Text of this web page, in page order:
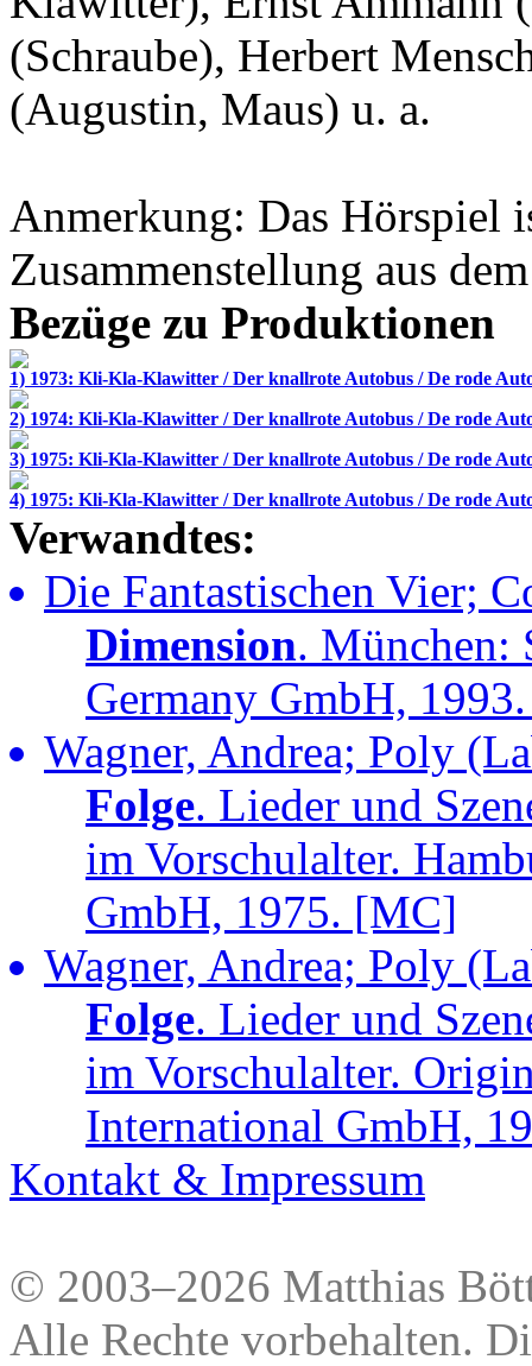
(Schraube), Herbert
(Augustin, Maus) u. a.
Anmerkung: Das Hörspiel
Zusammenstellung aus
Bezüge zu Produktionen
1) 1973: Kli-Kla-Klawitter / Der knallrote Autobus / De rode
2) 1974: Kli-Kla-Klawitter / Der knallrote Autobus / De rode
3) 1975: Kli-Kla-Klawitter / Der knallrote Autobus / De rode
4) 1975: Kli-Kla-Klawitter / Der knallrote Autobus / De rode
Verwandtes:
Die Fantastischen Vier;
Dimension. München:
Germany GmbH,
Wagner, Andrea; Poly
Folge. Lieder und
im Vorschulalter.
GmbH, 1975. [MC]
Wagner, Andrea; Poly
Folge. Lieder und
im Vorschulalter.
International GmbH,
Kontakt & Impressum
© 2003–2026 Matthias
Alle Rechte vorbehalten.